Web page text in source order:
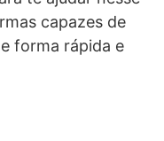
capazes de
forma rápida e